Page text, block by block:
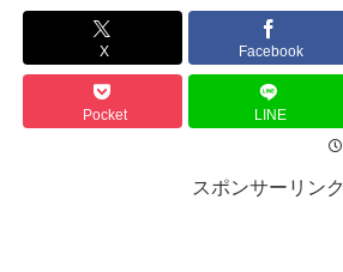
X Facebook
Pocket LINE
スポンサーリンク